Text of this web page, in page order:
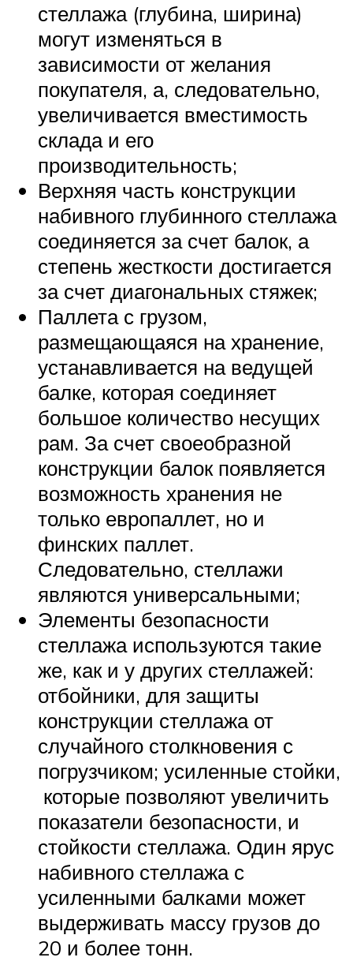
стеллажа (глубина, ширина)
могут изменяться в
зависимости от желания
покупателя, а, следовательно,
увеличивается вместимость
склада и его
производительность;
Верхняя часть конструкции
набивного глубинного стеллажа
соединяется за счет балок, а
степень жесткости достигается
за счет диагональных стяжек;
Паллета с грузом,
размещающаяся на хранение,
устанавливается на ведущей
балке, которая соединяет
большое количество несущих
рам. За счет своеобразной
конструкции балок появляется
возможность хранения не
только европаллет, но и
финских паллет.
Следовательно, стеллажи
являются универсальными;
Элементы безопасности
стеллажа используются такие
же, как и у других стеллажей:
отбойники, для защиты
конструкции стеллажа от
случайного столкновения с
погрузчиком; усиленные стойки,
которые позволяют увеличить
показатели безопасности, и
стойкости стеллажа. Один ярус
набивного стеллажа с
усиленными балками может
выдерживать массу грузов до
20 и более тонн.